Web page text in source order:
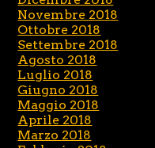
Novembre 2018
Ottobre 2018
Settembre 2018
Agosto 2018
Luglio 2018
Giugno 2018
Maggio 2018
Aprile 2018
Marzo 2018